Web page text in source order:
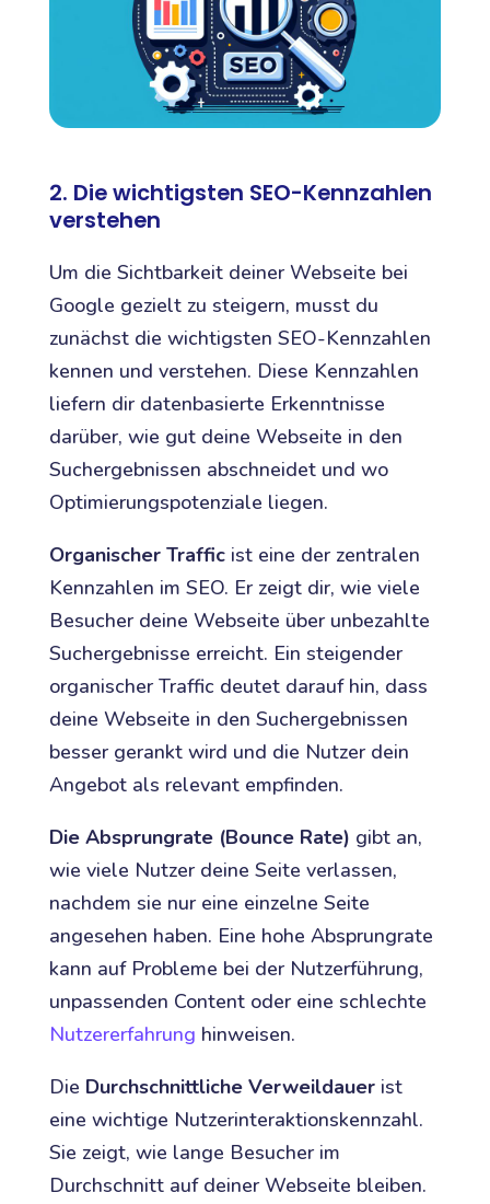
2. Die wichtigsten SEO-Kennzahlen
verstehen
Um die Sichtbarkeit deiner Webseite bei
Google gezielt zu steigern, musst du
zunächst die wichtigsten SEO-Kennzahlen
kennen und verstehen. Diese Kennzahlen
liefern dir datenbasierte Erkenntnisse
darüber, wie gut deine Webseite in den
Suchergebnissen abschneidet und wo
Optimierungspotenziale liegen.
Organischer Trafficist eine der zentralen
Kennzahlen im SEO. Er zeigt dir, wie viele
Besucher deine Webseite über unbezahlte
Suchergebnisse erreicht. Ein steigender
organischer Traffic deutet darauf hin, dass
deine Webseite in den Suchergebnissen
besser gerankt wird und die Nutzer dein
Angebot als relevant empfinden.
Die Absprungrate (Bounce Rate) gibt an,
wie viele Nutzer deine Seite verlassen,
nachdem sie nur eine einzelne Seite
angesehen haben. Eine hohe Absprungrate
kann auf Probleme bei der Nutzerführung,
unpassenden Content oder eine schlechte
Nutzererfahrung hinweisen.
Die Durchschnittliche Verweildauerist
eine wichtige Nutzerinteraktionskennzahl.
Sie zeigt, wie lange Besucher im
Durchschnitt auf deiner Webseite bleiben.